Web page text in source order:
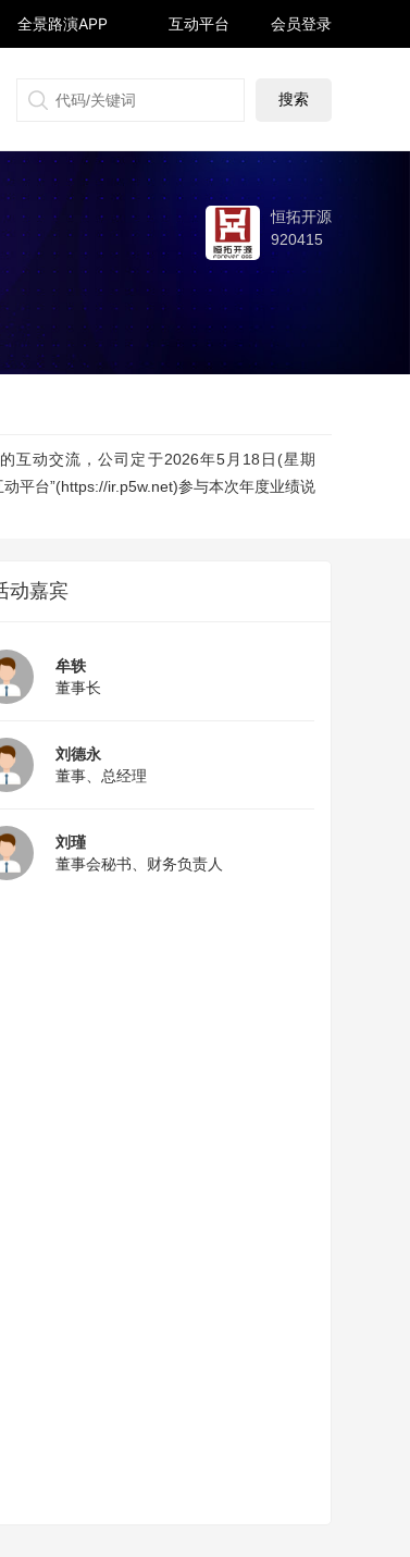
同顺号 雪球号 生活号
全景路演APP 互动平台 会员登录
恒拓开源
920415
互动交流，公司定于2026年5月18日(星期
平台”(https://ir.p5w.net)参与本次年度业绩说
动嘉宾
牟轶
董事长
刘德永
董事、总经理
刘瑾
董事会秘书、财务负责人